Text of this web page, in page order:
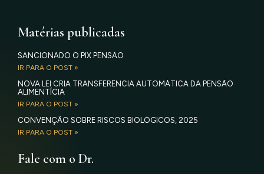
Matérias publicadas
SANCIONADO O PIX PENSÃO
IR PARA O POST »
NOVA LEI CRIA TRANSFERÊNCIA AUTOMÁTICA DA PENSÃO
ALIMENTÍCIA
IR PARA O POST »
CONVENÇÃO SOBRE RISCOS BIOLÓGICOS, 2025
IR PARA O POST »
Fale com o Dr.